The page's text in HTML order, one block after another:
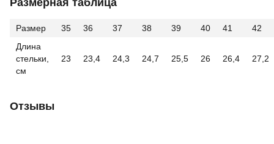
Размер 35 36 37 38 39 40 41
42
Длина
стельки,
см
23 23,4 24,3 24,7 25,5 26 26,4 27,2
Отзывы